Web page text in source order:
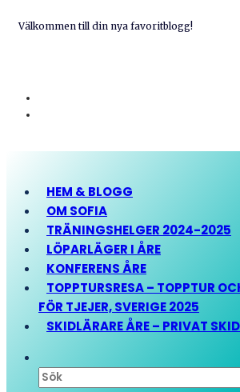
Välkommen till din nya favoritblogg!
HEM & BLOGG
OM SOFIA
TRÄNINGSHELGER 2024-2025
LÖPARLÄGER I ÅRE
KONFERENS ÅRE
TOPPTURSRESA – TOPPTUR
FÖR TJEJER, SVERIGE 2025
SKIDLÄRARE ÅRE – PRIVAT